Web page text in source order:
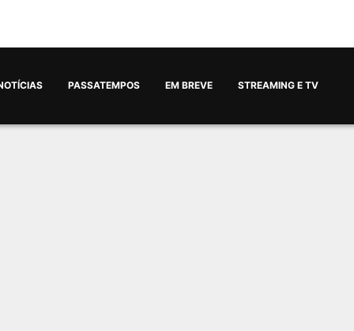
PASSATEMPOS EM BREVE STREAMING E TV